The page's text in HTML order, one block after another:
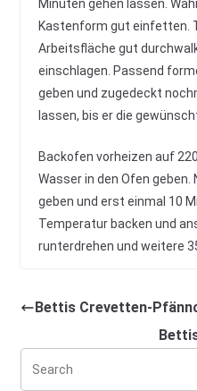
Minuten gehen lassen.
Kastenform gut einfetten.
Arbeitsfläche gut
einschlagen. Passend
geben und zugedeckt
lassen, bis er die
Backofen vorheizen auf
Wasser in den Ofen geben.
geben und erst einmal 10
Temperatur backen und
runterdrehen und weitere
Bettis Crevetten-